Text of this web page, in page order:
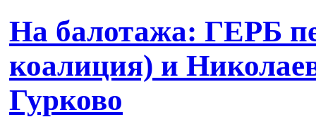
На балотажа: ГЕРБ
коалиция) и
Гурково